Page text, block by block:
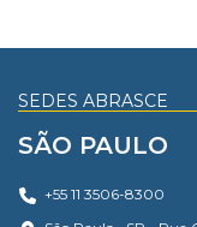
SEDES ABRASCE
SÃO PAULO
+55 11 3506-8300